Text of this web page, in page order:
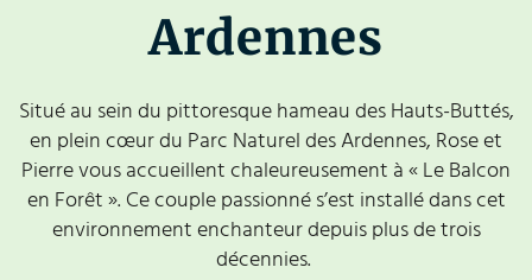
Ardennes
Situé au sein du pittoresque hameau des Hauts-Buttés,
en plein cœur du Parc Naturel des Ardennes, Rose et
Pierre vous accueillent chaleureusement à « Le Balcon
en Forêt ». Ce couple passionné s’est installé dans cet
environnement enchanteur depuis plus de trois
décennies.